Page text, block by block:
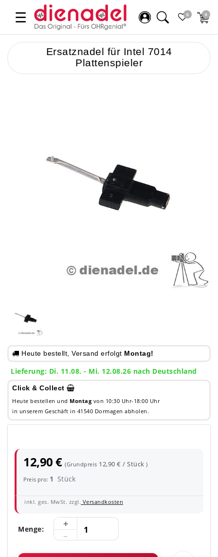
☰ 0 0
Ersatznadel für Intel 7014
Plattenspieler
Heute bestellt, Versand erfolgt Montag!
Lieferung: Di. 11.08. - Mi. 12.08.26 nach Deutschland
Click & Collect
Heute bestellen und Montag von 10:30 Uhr-18:00 Uhr
in unserem Geschäft in 41540 Dormagen abholen.
12,90 €(Grundpreis 12,90 € / Stück)
Preis pro: 1 Stück
inkl. ges. MwSt. zzgl. Versandkosten
Menge: